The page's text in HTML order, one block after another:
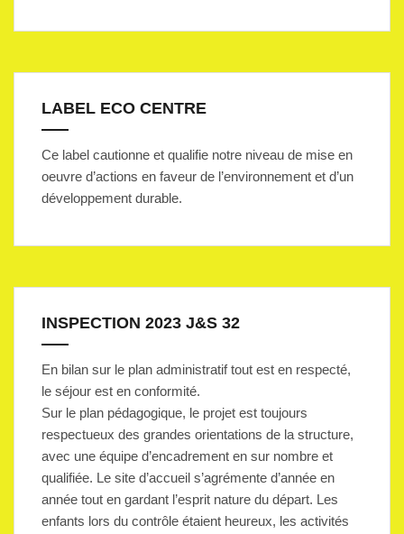
LABEL ECO CENTRE
Ce label cautionne et qualifie notre niveau de mise en
oeuvre d’actions en faveur de l’environnement et d’un
développement durable.
INSPECTION 2023 J&S 32
En bilan sur le plan administratif tout est en respecté,
le séjour est en conformité.
Sur le plan pédagogique, le projet est toujours
respectueux des grandes orientations de la structure,
avec une équipe d’encadrement en sur nombre et
qualifiée. Le site d’accueil s’agrémente d’année en
année tout en gardant l’esprit nature du départ. Les
enfants lors du contrôle étaient heureux, les activités